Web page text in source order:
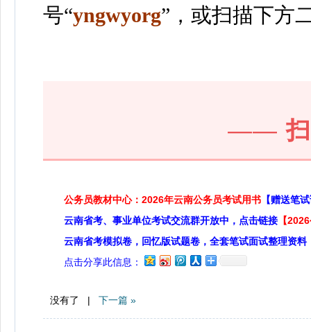
号“yngwyorg” ，或扫描下方
——
公务员教材中心：2026年云南公务员考试用书 【赠送笔
云南省考、事业单位考试交流群开放中，点击链接 【
云南省考模拟卷，回忆版试题卷，全套笔试面试整理资料
点击分享此信息：
没有了 | 下一篇 »